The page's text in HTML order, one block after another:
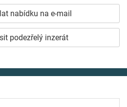
nabídku na e-mail
podezřelý inzerát